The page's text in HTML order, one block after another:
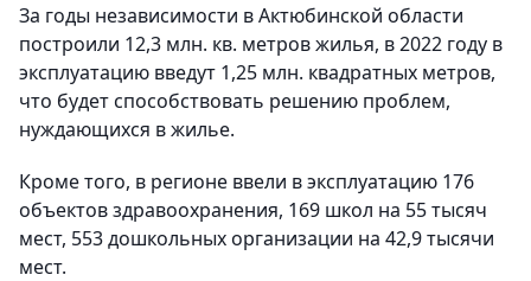
За годы независимости в Актюбинской области
построили 12,3 млн. кв. метров жилья, в 2022 году в
эксплуатацию введут 1,25 млн. квадратных метров,
что будет способствовать решению проблем,
нуждающихся в жилье.
Кроме того, в регионе ввели в эксплуатацию 176
объектов здравоохранения, 169 школ на 55 тысяч
мест, 553 дошкольных организации на 42,9 тысячи
мест.